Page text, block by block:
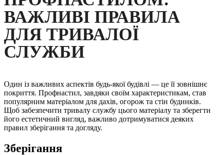
ВАЖЛИВІ ПРАВИЛА
ДЛЯ ТРИВАЛОЇ
СЛУЖБИ
Один із важливих аспектів будь-якої будівлі — це її зовнішнє
покриття. Профнастил, завдяки своїм характеристикам, став
популярним матеріалом для дахів, огорож та стін будинків.
Щоб забезпечити тривалу службу цього матеріалу та зберегти
його естетичний вигляд, важливо дотримуватися деяких
правил зберігання та догляду.
Зберігання